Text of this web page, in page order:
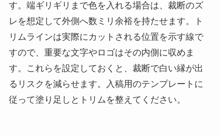
す。端ギリギリまで色を入れる場合は、裁断のズ
レを想定して外側へ数ミリ余裕を持たせます。ト
リムラインは実際にカットされる位置を示す線で
すので、重要な文字やロゴはその内側に収めま
す。これらを設定しておくと、裁断で白い縁が出
るリスクを減らせます。入稿用のテンプレートに
従って塗り足しとトリムを整えてください。